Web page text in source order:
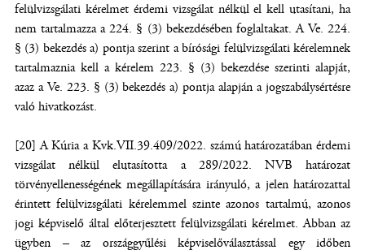
felülvizsgálati kérelmet érdemi vizsgálat nélkül el kell utasítani, ha
nem tartalmazza a 224. § (3) bekezdésében foglaltakat. A Ve. 224.
§ (3) bekezdés a) pontja szerint a bírósági felülvizsgálati kérelemnek
tartalmaznia kell a kérelem 223. § (3) bekezdése szerinti alapját,
azaz a Ve. 223. § (3) bekezdés a) pontja alapján a jogszabálysértésre
való hivatkozást.
[20] A Kúria a Kvk.VII.39.409/2022. számú határozatában érdemi
vizsgálat nélkül elutasította a 289/2022. NVB határozat
törvényellenességének megállapítására irányuló, a jelen határozattal
érintett felülvizsgálati kérelemmel szinte azonos tartalmú, azonos
jogi képviselő által előterjesztett felülvizsgálati kérelmet. Abban az
ügyben – az országgyűlési képviselőválasztással egy időben